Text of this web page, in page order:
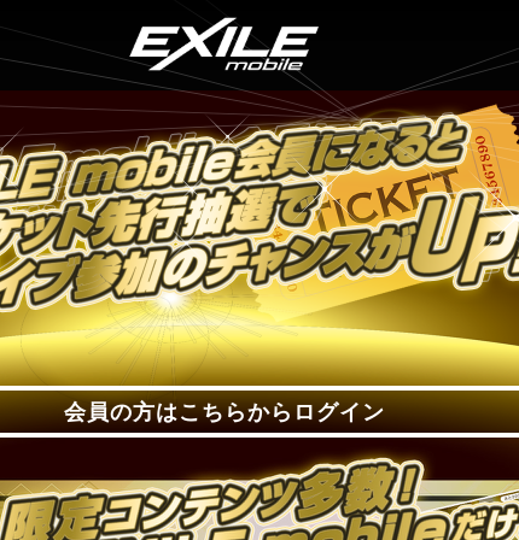
会員の方はこちらからログイン
会員の方はこちらからログイン